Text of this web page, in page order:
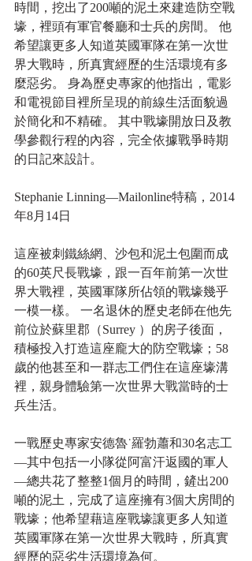
時間，挖出了200噸的泥土來建造防空戰
壕，裡頭有軍官餐廳和士兵的房間。 他
希望讓更多人知道英國軍隊在第一次世
界大戰時，所真實經歷的生活環境有多
麼惡劣。 身為歷史專家的他指出，電影
和電視節目裡所呈現的前線生活面貌過
於簡化和不精確。 其中戰壕開放日及教
學參觀行程的內容，完全依據戰爭時期
的日記來設計。
Stephanie Linning—Mailonline特稿，2014
年8月14日
這座被刺鐵絲網、沙包和泥土包圍而成
的60英尺長戰壕，跟一百年前第一次世
界大戰裡，英國軍隊所佔領的戰壕幾乎
一模一樣。 一名退休的歷史老師在他先
前位於蘇里郡（Surrey ）的房子後面，
積極投入打造這座龐大的防空戰壕；58
歲的他甚至和一群志工們住在這座壕溝
裡，親身體驗第一次世界大戰當時的士
兵生活。
一戰歷史專家安德魯˙羅勃蕭和30名志工
—其中包括一小隊從阿富汗返國的軍人
—總共花了整整1個月的時間，鏟出200
噸的泥土，完成了這座擁有3個大房間的
戰壕；他希望藉這座戰壕讓更多人知道
英國軍隊在第一次世界大戰時，所真實
經歷的惡劣生活環境為何。